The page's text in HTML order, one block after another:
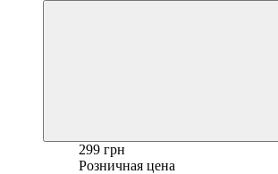
299 грн
Розничная цена